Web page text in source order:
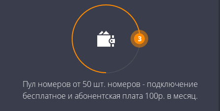
Пул номеров от 50 шт. номеров -подключение
бесплатное и абонентская плата 100р. в месяц.